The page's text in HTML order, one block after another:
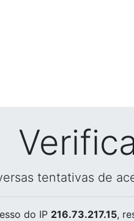
tentativas de
do IP 216.73.217.15,